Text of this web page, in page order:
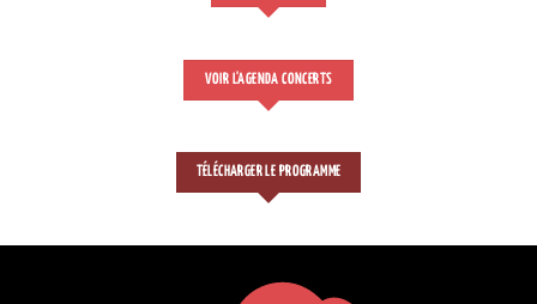
VOIR L'AGENDA CONCERTS
TÉLÉCHARGER LE PROGRAMME